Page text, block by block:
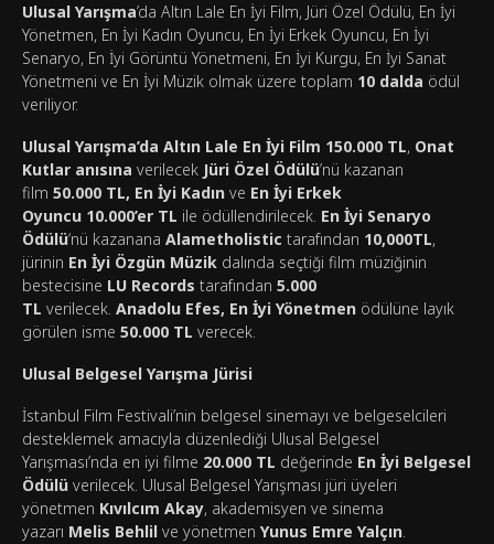
Ulusal Yarışma’da Altın Lale En İyi Film, Jüri Özel Ödülü, En İyi
Yönetmen, En İyi Kadın Oyuncu, En İyi Erkek Oyuncu, En İyi
Senaryo, En İyi Görüntü Yönetmeni, En İyi Kurgu, En İyi Sanat
Yönetmeni ve En İyi Müzik olmak üzere toplam 10 dalda ödül
veriliyor.
Ulusal Yarışma’da Altın Lale En İyi Film 150.000 TL, Onat
Kutlar anısına verilecek Jüri Özel Ödülü’nü kazanan
film 50.000 TL, En İyi Kadın ve En İyi Erkek
Oyuncu 10.000’er TL ile ödüllendirilecek. En İyi Senaryo
Ödülü‘nü kazanana Alametholistic tarafından 10,000TL,
jürinin En İyi Özgün Müzik dalında seçtiği film müziğinin
bestecisine LU Records tarafından 5.000
TL verilecek. Anadolu Efes, En İyi Yönetmen ödülüne layık
görülen isme 50.000 TL verecek.
Ulusal Belgesel Yarışma Jürisi
İstanbul Film Festivali’nin belgesel sinemayı ve belgeselcileri
desteklemek amacıyla düzenlediği Ulusal Belgesel
Yarışması’nda en iyi filme 20.000 TL değerinde En İyi Belgesel
Ödülü verilecek. Ulusal Belgesel Yarışması jüri üyeleri
yönetmen Kıvılcım Akay, akademisyen ve sinema
yazarı Melis Behlil ve yönetmen Yunus Emre Yalçın.